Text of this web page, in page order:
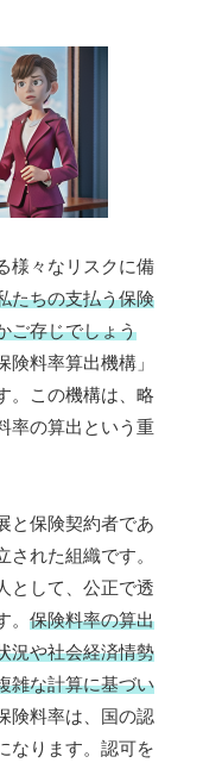
様々なリスクに備
たちの支払う保険
ご存じでしょう
料率算出機構」
。この機構は、略
率の算出という重
と保険契約者であ
れた組織です。
として、公正で透
保険料率の算出
況や社会経済情勢
雑な計算に基づい
険料率は、国の認
なります。認可を